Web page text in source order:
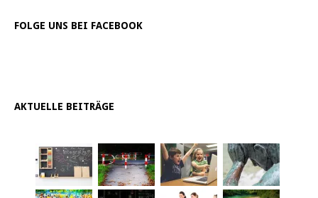
FOLGE UNS BEI FACEBOOK
AKTUELLE BEITRÄGE